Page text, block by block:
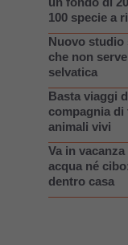
100 specie a
Nuovo studio
che non
selvatica
Basta viaggi
compagnia
animali vivi
Va in
acqua né
dentro casa